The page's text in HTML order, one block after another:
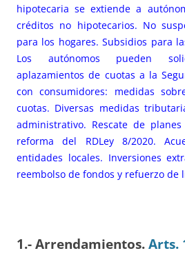
hipotecaria se extiende a
créditos no hipotecarios. No
para los hogares. Subsidios para
Los autónomos pueden
aplazamientos de cuotas a la
con consumidores: medidas
cuotas. Diversas medidas
administrativo. Rescate de
reforma del RDLey 8/2020.
entidades locales. Inversiones
reembolso de fondos y refuerzo de
1.- Arrendamientos. Arts.